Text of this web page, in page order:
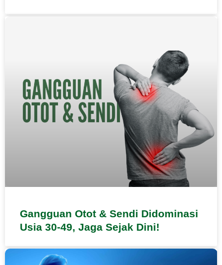
Gangguan Otot & Sendi Didominasi
Usia 30-49, Jaga Sejak Dini!